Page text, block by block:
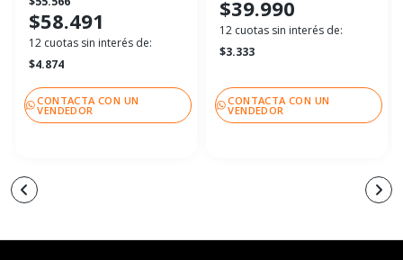
$58.491
12 cuotas sin interés de:
$4.874
CONTACTA CON UN
VENDEDOR
$39.990
12 cuotas sin interés de:
$3.333
CONTACTA CON UN
VENDEDOR